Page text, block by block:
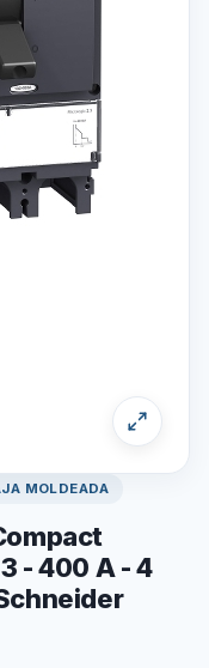
MOLDEADA
- 400 A - 4